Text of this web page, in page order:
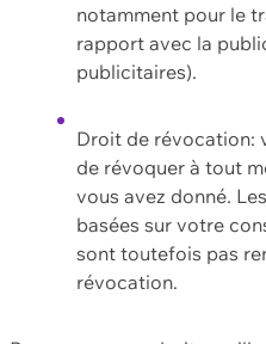
notamment pour le
rapport avec la
publicitaires).
Droit de révocation:
de révoquer à tout
vous avez donné.
basées sur votre
sont toutefois pas
révocation.